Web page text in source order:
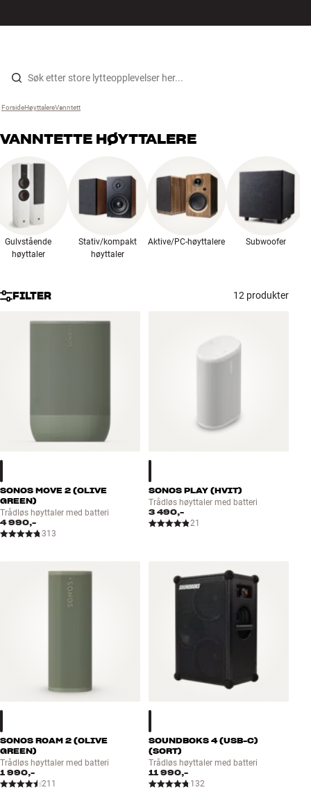
Hopp til innhold
Høyttalere
Systemer
Kabler
Tilbehør
Finn Butikk
Kundeservice
Logg inn
Forside ›
Høyttalere ›
Vanntett
VANNTETTE HØYTTALERE
Gulvstående
høyttaler
Stativ/kompakt
høyttaler
Aktive/PC-høyttalere Subwoofer
FILTER 12 produkter
SONOS MOVE 2 (OLIVE
GREEN)
Trådløs høyttaler med batteri
4 990,-
313
SONOS PLAY (HVIT)
Trådløs høyttaler med batteri
3 490,-
21
SONOS ROAM 2 (OLIVE
GREEN)
Trådløs høyttaler med batteri
1 990,-
211
SOUNDBOKS 4 (USB-C)
(SORT)
Trådløs høyttaler med batteri
11 990,-
132